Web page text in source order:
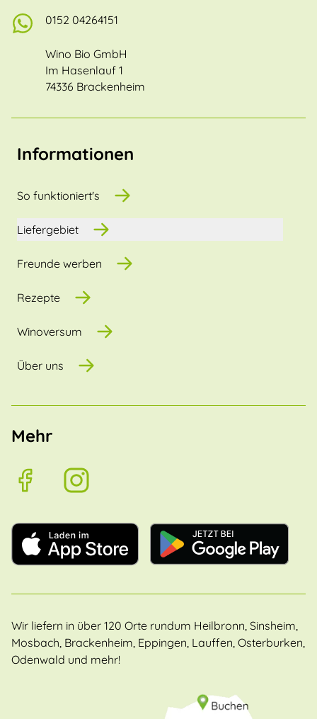
0152 04264151
Wino Bio GmbH
Im Hasenlauf 1
74336 Brackenheim
Informationen
So funktioniert's
Liefergebiet
Freunde werben
Rezepte
Winoversum
Über uns
Mehr
Wir liefern in über 120 Orte rundum Heilbronn, Sinsheim,
Mosbach, Brackenheim, Eppingen, Lauffen, Osterburken,
Odenwald und mehr!